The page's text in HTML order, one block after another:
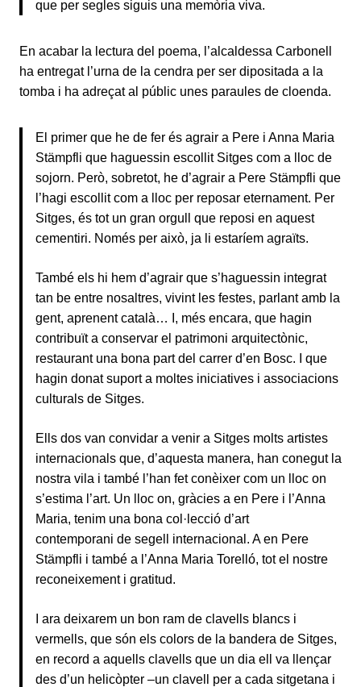
que per segles siguis una memòria viva.
En acabar la lectura del poema, l’alcaldessa Carbonell
ha entregat l’urna de la cendra per ser dipositada a la
tomba i ha adreçat al públic unes paraules de cloenda.
El primer que he de fer és agrair a Pere i Anna Maria
Stämpfli que haguessin escollit Sitges com a lloc de
sojorn. Però, sobretot, he d’agrair a Pere Stämpfli que
l’hagi escollit com a lloc per reposar eternament. Per
Sitges, és tot un gran orgull que reposi en aquest
cementiri. Només per això, ja li estaríem agraïts.
També els hi hem d’agrair que s’haguessin integrat
tan be entre nosaltres, vivint les festes, parlant amb la
gent, aprenent català… I, més encara, que hagin
contribuït a conservar el patrimoni arquitectònic,
restaurant una bona part del carrer d’en Bosc. I que
hagin donat suport a moltes iniciatives i associacions
culturals de Sitges.
Ells dos van convidar a venir a Sitges molts artistes
internacionals que, d’aquesta manera, han conegut la
nostra vila i també l’han fet conèixer com un lloc on
s’estima l’art. Un lloc on, gràcies a en Pere i l’Anna
Maria, tenim una bona col·lecció d’art
contemporani de segell internacional. A en Pere
Stämpfli i també a l’Anna Maria Torelló, tot el nostre
reconeixement i gratitud.
I ara deixarem un bon ram de clavells blancs i
vermells, que són els colors de la bandera de Sitges,
en record a aquells clavells que un dia ell va llençar
des d’un helicòpter –un clavell per a cada sitgetana i